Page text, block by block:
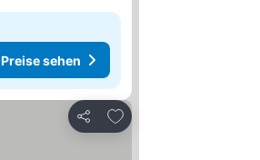
Preise sehen
Teilen
Zu Favoriten